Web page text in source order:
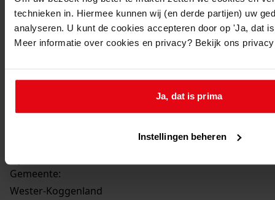
technieken in. Hiermee kunnen wij (en derde partijen) uw
analyseren. U kunt de cookies accepteren door op 'Ja, dat
Meer informatie over cookies en privacy? Bekijk ons
Ja, dat is prima
Instellingen beheren
Datering:
1998
Beschrijving:
Datum vergunning:
Adres:
Gemeente:
Wester-Koggenland